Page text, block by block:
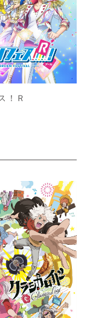
！Ｒ